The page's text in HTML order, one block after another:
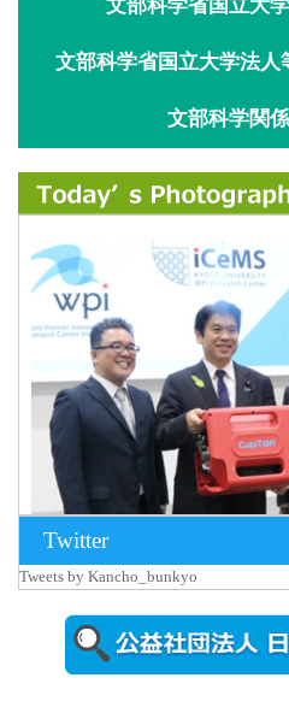
文部科学省国立大
文部科学省国立大学法人
文部科学関
Twitter
Tweets by Kancho_bunkyo